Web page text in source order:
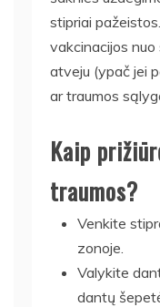
stipriai
vakcinacijos
atveju (ypač jei
ar traumos
Kaip
traumos?
Venkite
zonoje.
Valykite
dantų